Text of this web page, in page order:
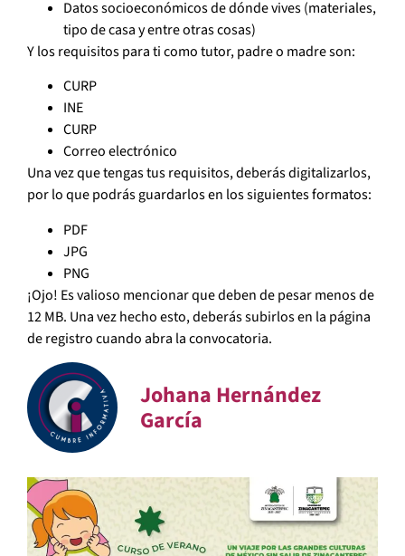
Datos socioeconómicos de dónde vives (materiales,
tipo de casa y entre otras cosas)
Y los requisitos para ti como tutor, padre o madre son:
CURP
INE
CURP
Correo electrónico
Una vez que tengas tus requisitos, deberás digitalizarlos,
por lo que podrás guardarlos en los siguientes formatos:
PDF
JPG
PNG
¡Ojo! Es valioso mencionar que deben de pesar menos de
12 MB. Una vez hecho esto, deberás subirlos en la página
de registro cuando abra la convocatoria.
Johana Hernández
García